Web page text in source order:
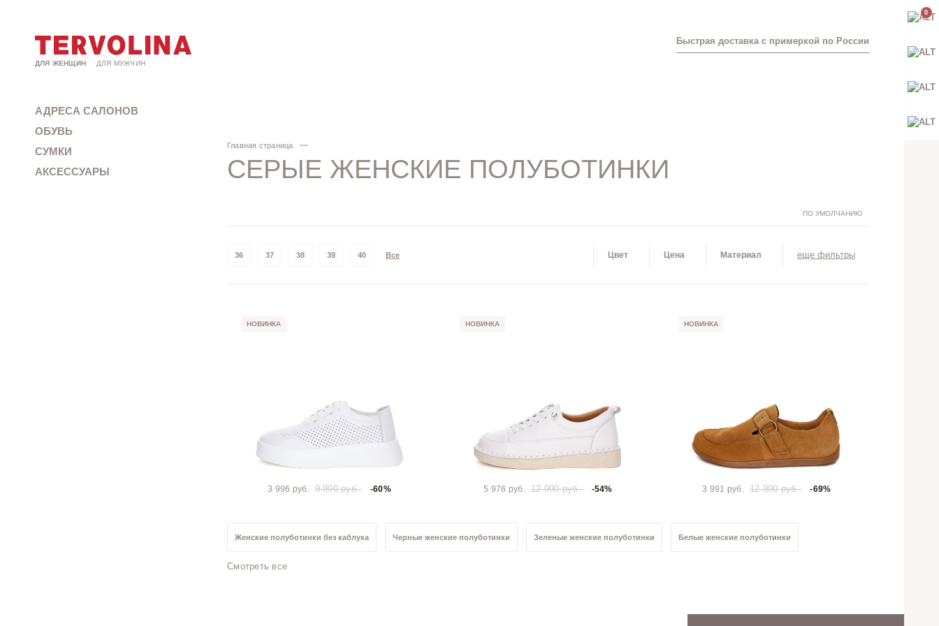
Быстрая доставка с примеркой по России
ДЛЯ ЖЕНЩИН ДЛЯ МУЖЧИН
АДРЕСА САЛОНОВ
ОБУВЬ
СУМКИ
АКСЕССУАРЫ
Главная страница
СЕРЫЕ ЖЕНСКИЕ ПОЛУБОТИНКИ
ПО УМОЛЧАНИЮ
36 37 38 39 40 Все Цвет Цена Материал еще фильтры
НОВИНКА
3 996 руб. 9 990 руб. -60%
НОВИНКА
5 976 руб. 12 990 руб. -54%
НОВИНКА
3 991 руб. 12 990 руб. -69%
Женские полуботинки без каблука Черные женские полуботинки Зеленые женские полуботинки Белые женские полуботинки
Женские полуботинки 39 размер
Смотреть все
0